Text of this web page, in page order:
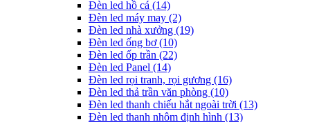
Đèn led hồ cá (14)
Đèn led máy may (2)
Đèn led nhà xưởng (19)
Đèn led ống bơ(10)
Đèn led ốp trần (22)
Đèn led Panel (14)
Đèn led rọi tranh, rọi gương (16)
Đèn led thả trần văn phòng (10)
Đèn led thanh chiếu hắt ngoài trời (13)
Đèn led thanh nhôm định hình (13)